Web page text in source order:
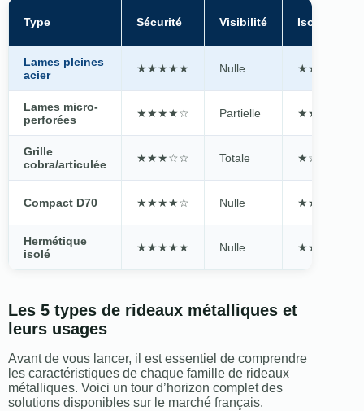
Type Sécurité Visibilité Isolation
Lames pleines
acier
★★★★★ Nulle ★★★☆☆
Lames micro-
perforées
★★★★☆ Partielle ★★☆☆☆
Grille
cobra/articulée
★★★☆☆ Totale ★☆☆☆☆
Compact D70 ★★★★☆ Nulle ★★☆☆☆
Hermétique
isolé
★★★★★ Nulle ★★★★★
Les 5 types de rideaux métalliques et
leurs usages
Avant de vous lancer, il est essentiel de comprendre
les caractéristiques de chaque famille de rideaux
métalliques. Voici un tour d’horizon complet des
solutions disponibles sur le marché français.